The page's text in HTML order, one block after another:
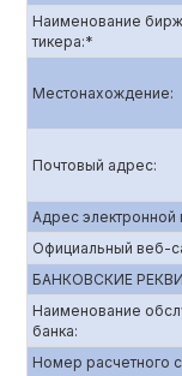
Наименование
тикера:*
Местонахождение:
Почтовый адрес:
Адрес электронной
Официальный веб-
БАНКОВСКИЕ
Наименование
банка:
Номер расчетного